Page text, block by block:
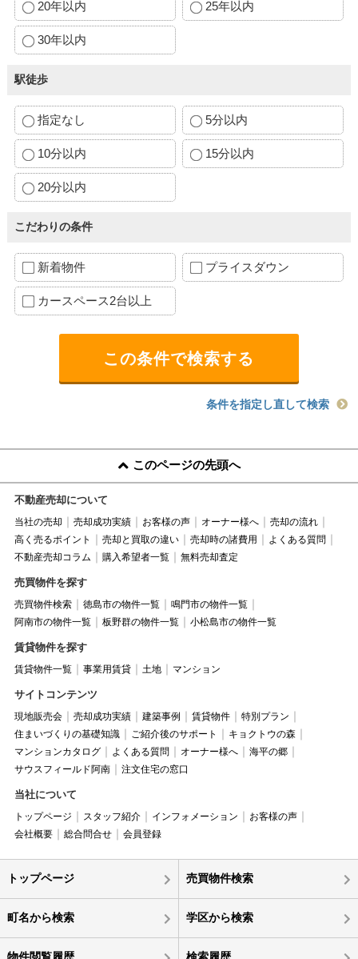
20年以内 25年以内
30年以内
駅徒歩
指定なし 5分以内
10分以内 15分以内
20分以内
こだわりの条件
新着物件 プライスダウン
カースペース2台以上
条件を指定し直して検索
このページの先頭へ
不動産売却について
当社の売却 売却成功実績 お客様の声 オーナー様へ
売却の流れ
高く売るポイント
売却と買取の違い 売却時の諸費用
よくある質問
不動産売却コラム
購入希望者一覧 無料売却査定
売買物件を探す
売買物件検索 徳島市の物件一覧
鳴門市の物件一覧
阿南市の物件一覧
板野群の物件一覧 小松島市の物件一覧
賃貸物件を探す
賃貸物件一覧 事業用賃貸 土地 マンション
サイトコンテンツ
現地販売会 売却成功実績 建築事例 賃貸物件
特別プラン
住まいづくりの基礎知識
ご紹介後のサポート
キョクトウの森
マンションカタログ
よくある質問 オーナー様へ
海平の郷
サウスフィールド阿南
注文住宅の窓口
当社について
トップページ スタッフ紹介 インフォメーション
お客様の声
会社概要
総合問合せ 会員登録
トップページ 売買物件検索
町名から検索 学区から検索